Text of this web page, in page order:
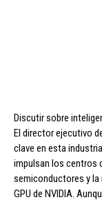
Discutir sobre
El director ejecutivo
clave en esta
impulsan los centros
semiconductores y
GPU de NVIDIA.